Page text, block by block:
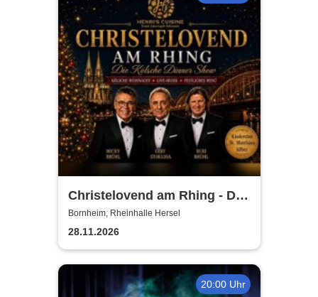
Christelovend am Rhing - Die
Kölsche Dinner Show
Bornheim, Rheinhalle Hersel
28.11.2026
20:00 Uhr